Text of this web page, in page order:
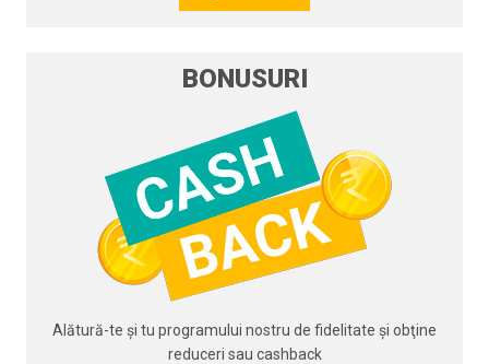
BONUSURI
Alătură-te şi tu programului nostru de fidelitate şi obţine
reduceri sau cashback